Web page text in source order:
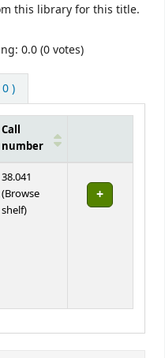
this library for this title.
0.0 (0 votes)
)
Call
number
38.041
(Browse
shelf(Opens below)
)